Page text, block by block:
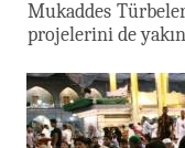
Mukaddes
projelerini de